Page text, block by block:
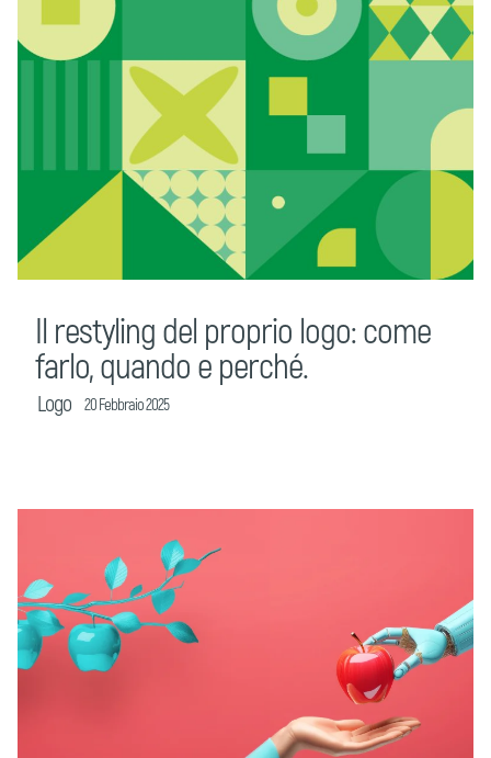
Il restyling del proprio logo: come
farlo, quando e perché.
Logo 20 Febbraio 2025